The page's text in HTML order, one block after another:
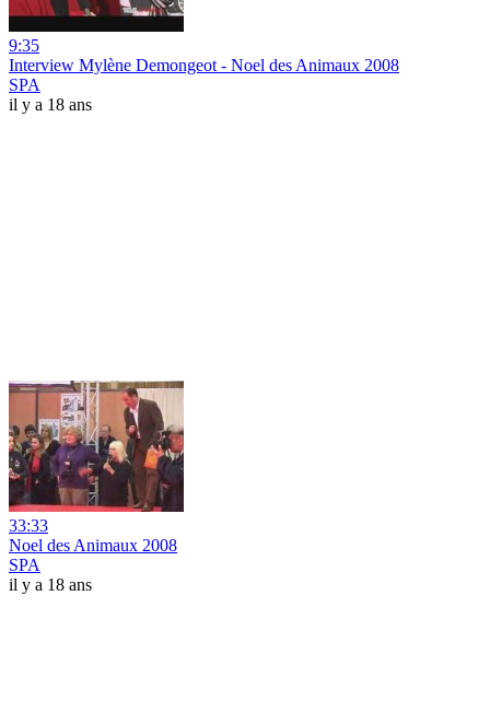
9:35
Interview Mylène Demongeot - Noel des Animaux 2008
SPA
il y a 18 ans
33:33
Noel des Animaux 2008
SPA
il y a 18 ans